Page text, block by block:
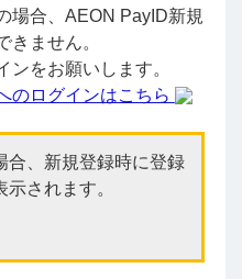
場合、AEON PayID新規
きません。
ンをお願いします。
のログインはこちら
合、新規登録時に登録
されます。